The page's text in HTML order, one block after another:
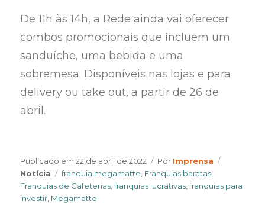
De 11h às 14h, a Rede ainda vai oferecer
combos promocionais que incluem um
sanduíche, uma bebida e uma
sobremesa. Disponíveis nas lojas e para
delivery ou take out, a partir de 26 de
abril.
Publicado em22 de abril de 2022 Por Author
Imprensa
Notícia
Tags
franquia megamatte, Franquias baratas,
Franquias de Cafeterias,franquias lucrativas,franquias para
investir, Megamatte